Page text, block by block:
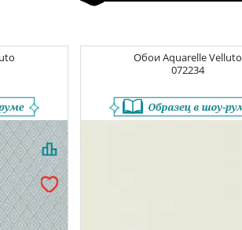
ОбоиAquarelle Velluto
072234